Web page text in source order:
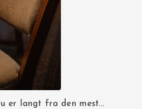
er langt fra den mest…